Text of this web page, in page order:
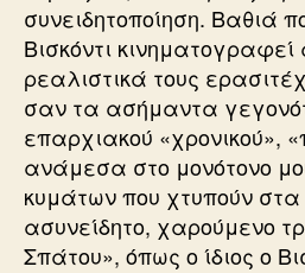
συνειδητοποίηση. Βαθιά
Βισκόντι
ρεαλιστικά τους
σαν τα ασήμαντα
επαρχιακού «χρονικού»,
ανάμεσα στο μονότονο
κυμάτων που χτυπούν
ασυνείδητο, χαρούμενο
Σπάτου», όπως ο ίδιος ο